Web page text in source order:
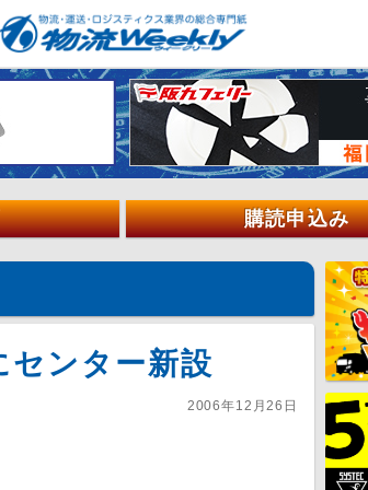
購読申込み
ンター新設
2006年12月26日